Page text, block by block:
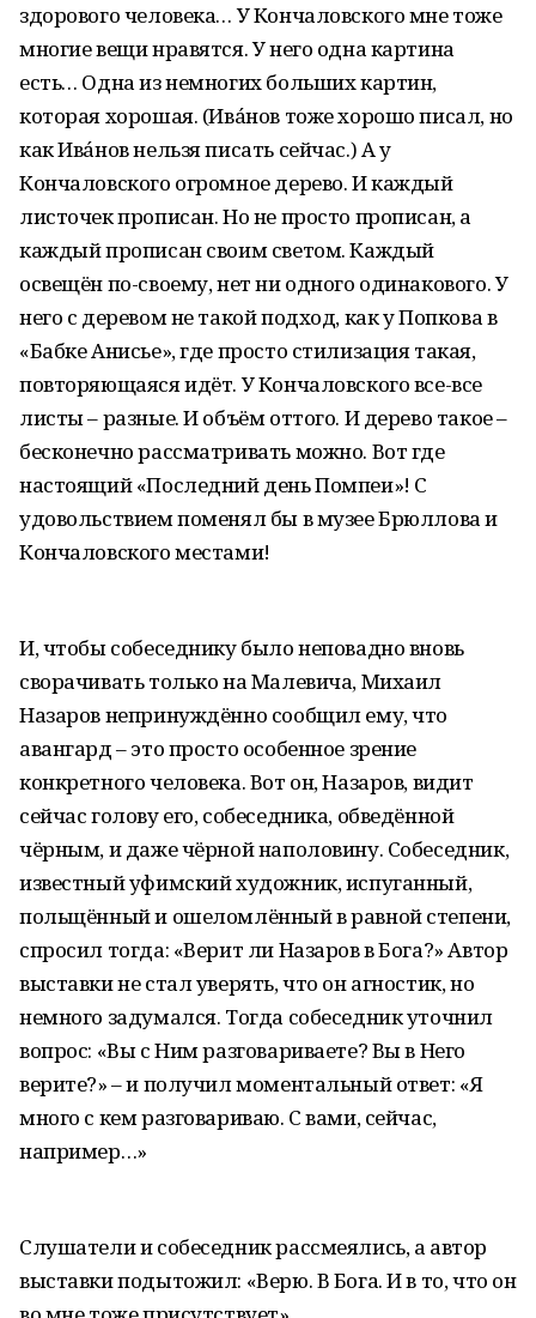
здорового человека… У Кончаловского мне тоже
многие вещи нравятся. У него одна картина
есть… Одна из немногих больших картин,
которая хорошая. (Ивáнов тоже хорошо писал, но
как Ивáнов нельзя писать сейчас.) А у
Кончаловского огромное дерево. И каждый
листочек прописан. Но не просто прописан, а
каждый прописан своим светом. Каждый
освещён по-своему, нет ни одного одинакового. У
него с деревом не такой подход, как у Попкова в
«Бабке Анисье», где просто стилизация такая,
повторяющаяся идёт. У Кончаловского все-все
листы – разные. И объём оттого. И дерево такое –
бесконечно рассматривать можно. Вот где
настоящий «Последний день Помпеи»! С
удовольствием поменял бы в музее Брюллова и
Кончаловского местами!
И, чтобы собеседнику было неповадно вновь
сворачивать только на Малевича, Михаил
Назаров непринуждённо сообщил ему, что
авангард – это просто особенное зрение
конкретного человека. Вот он, Назаров, видит
сейчас голову его, собеседника, обведённой
чёрным, и даже чёрной наполовину. Собеседник,
известный уфимский художник, испуганный,
польщённый и ошеломлённый в равной степени,
спросил тогда: «Верит ли Назаров в Бога?» Автор
выставки не стал уверять, что он агностик, но
немного задумался. Тогда собеседник уточнил
вопрос: «Вы с Ним разговариваете? Вы в Него
верите?» – и получил моментальный ответ: «Я
много с кем разговариваю. С вами, сейчас,
например…»
Слушатели и собеседник рассмеялись, а автор
выставки подытожил: «Верю. В Бога. И в то, что он